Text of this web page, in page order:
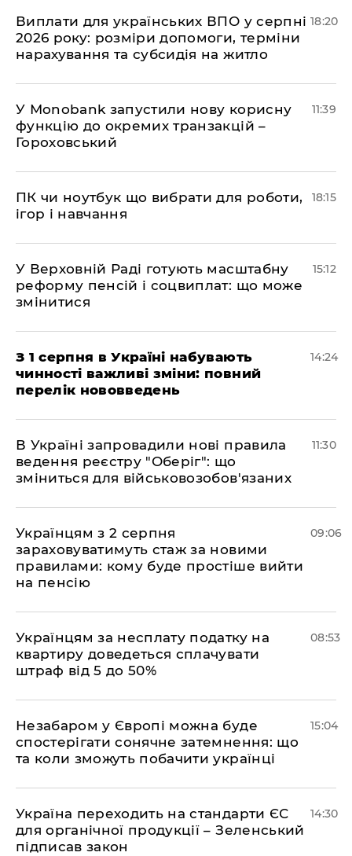
Виплати для українських ВПО у серпні
2026 року: розміри допомоги, терміни
нарахування та субсидія на житло
18:20
У Мonobank запустили нову корисну
функцію до окремих транзакцій –
Гороховський
11:39
ПК чи ноутбук що вибрати для роботи,
ігор і навчання
18:15
У Верховній Раді готують масштабну
реформу пенсій і соцвиплат: що може
змінитися
15:12
З 1 серпня в Україні набувають
чинності важливі зміни: повний
перелік нововведень
14:24
В Україні запровадили нові правила
ведення реєстру "Оберіг": що
зміниться для військовозобов'язаних
11:30
Українцям з 2 серпня
зараховуватимуть стаж за новими
правилами: кому буде простіше вийти
на пенсію
09:06
Українцям за несплату податку на
квартиру доведеться сплачувати
штраф від 5 до 50%
08:53
​Незабаром у Європі можна буде
спостерігати сонячне затемнення: що
та коли зможуть побачити українці
15:04
​Україна переходить на стандарти ЄС
для органічної продукції – Зеленський
підписав закон
14:30